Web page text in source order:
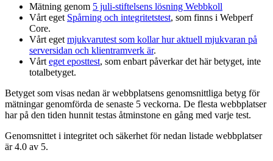
Mätning genom 5 juli-stiftelsens lösning Webbkoll
Vårt eget Spårning och integritetstest, som finns i Webperf
Core.
Vårt eget mjukvarutest som kollar hur aktuell mjukvaran på
serversidan och klient­ramverk är.
Vårt eget eposttest, som enbart påverkar det här betyget, inte
totalbetyget.
Betyget som visas nedan är webbplatsens genomsnittliga betyg för
mätningar genomförda de senaste 5 veckorna. De flesta webbplatser
har på den tiden hunnit testas åtminstone en gång med varje test.
Genomsnittet i integritet och säkerhet för nedan listade webbplatser
är 4.0 av 5.